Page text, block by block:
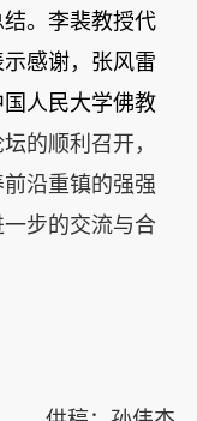
。李裴教授代
感谢，张风雷
人民大学佛教
的顺利召开，
沿重镇的强强
步的交流与合